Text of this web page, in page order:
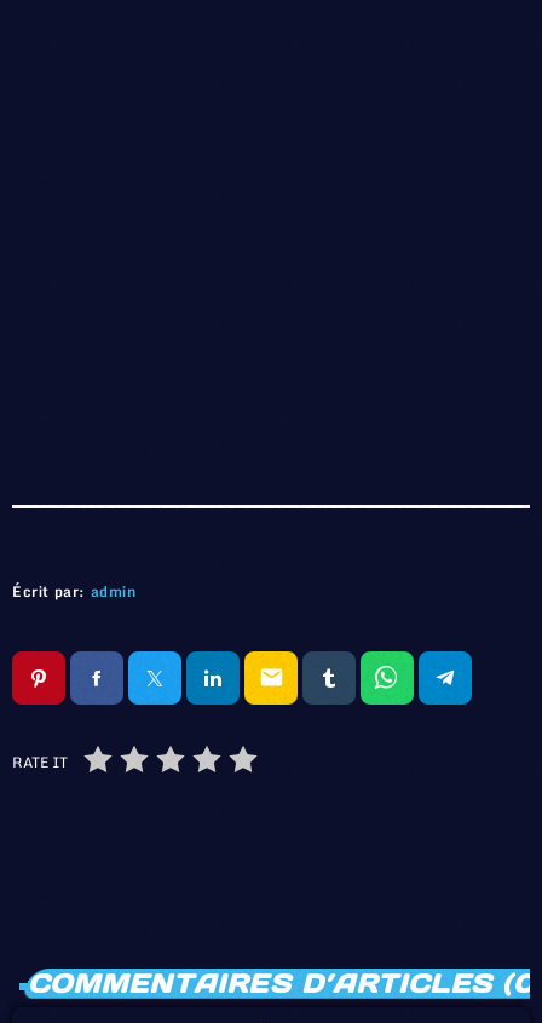
Écrit par: admin
email
RATE IT
COMMENTAIRES D’ARTICLES